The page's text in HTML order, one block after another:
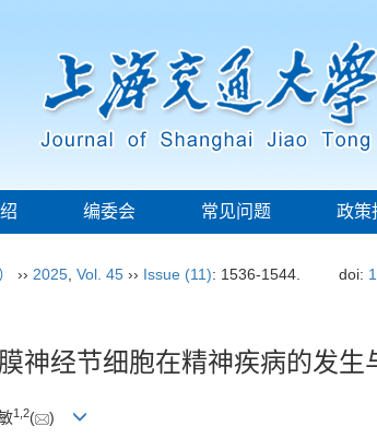
编委会 常见问题 政策
›› 2025 Vol. 45 ›› Issue (11): 1536-1544. doi:
神经节细胞在精神疾病的发生
1 2( )